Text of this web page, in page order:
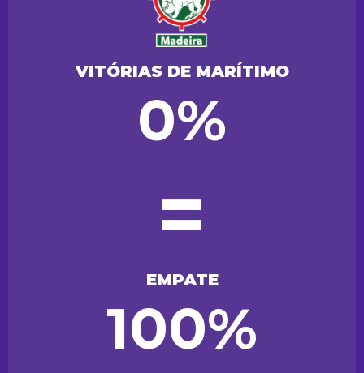
VITÓRIAS DE MARÍTIMO
0%
=
EMPATE
100%